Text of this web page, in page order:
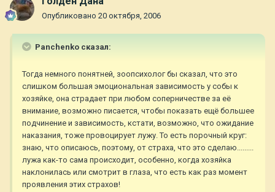
Опубликовано 20 октября, 2006
Panchenko сказал:
Тогда немного понятней, зоопсихолог бы сказал, что это
слишком большая эмоциональная зависимость у собы к
хозяйке, она страдает при любом соперничестве за её
внимание, возможно писается, чтобы показать ещё большее
подчинение и зависимость, кстати, возможно, что ожидание
наказания, тоже провоцирует лужу. То есть порочный круг:
знаю, что описаюсь, поэтому, от страха, что это сделаю.........
лужа как-то сама происходит, особенно, когда хозяйка
наклонилась или смотрит в глаза, что есть как раз момент
проявления этих страхов!